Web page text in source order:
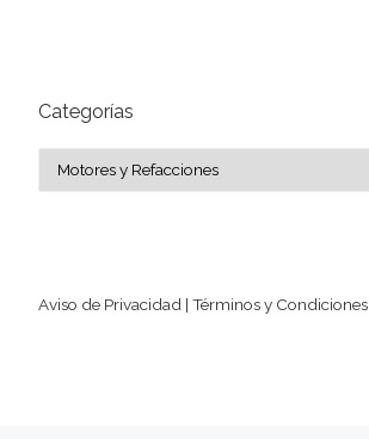
Categorías
Aviso de Privacidad | Términos y Condiciones